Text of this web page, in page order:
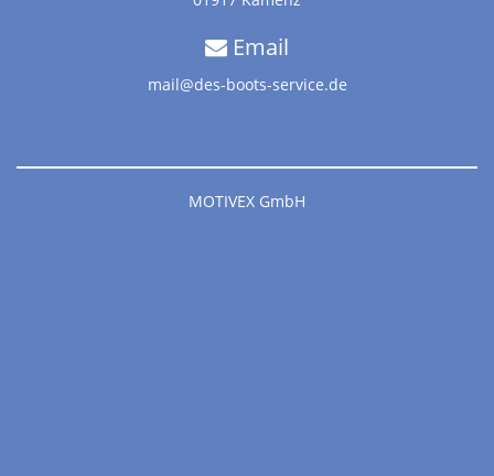
Email
mail@des-boots-service.de
MOTIVEX GmbH